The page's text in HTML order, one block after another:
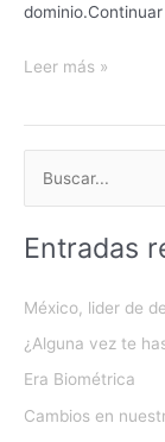
Leer más »
s
a
r
:
Entradas
México, lider de
¿Alguna vez te
Era Biométrica
Cambios en